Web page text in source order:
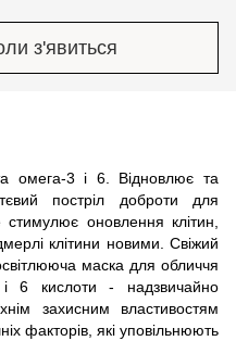
з'явиться
омега-3 і 6. Відновлює та
постріл доброти для
оновлення клітин,
клітини новими. Свіжий
маска для обличчя
6 кислоти - надзвичайно
захисним властивостям
факторів, які уповільнюють